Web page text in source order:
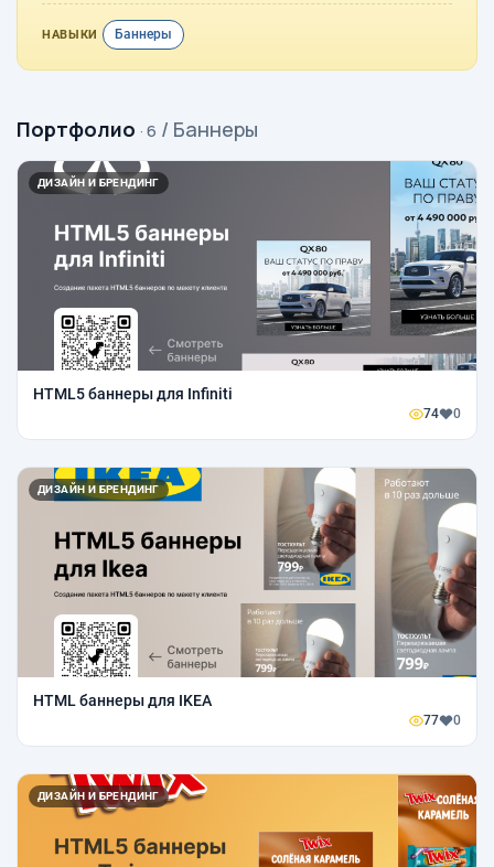
НАВЫКИ Баннеры
Портфолио · 6 / Баннеры
ДИЗАЙН И БРЕНДИНГ
HTML5 баннеры для Infiniti
74 0
ДИЗАЙН И БРЕНДИНГ
HTML баннеры для IKEA
77 0
ДИЗАЙН И БРЕНДИНГ